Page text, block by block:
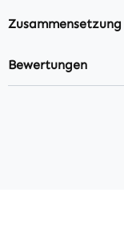
Zusammensetzung
Bewertungen